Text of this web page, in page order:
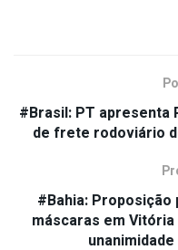
#Brasil: PT apresenta
de frete rodoviário
#Bahia:
máscaras em